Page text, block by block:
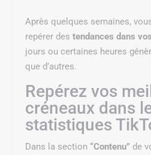
Après quelques semaines,
repérer destendances dans
jours ou certaines heures
que d’autres.
Repérez vos
créneaux dans
statistiques
Dans la section “Contenu” de